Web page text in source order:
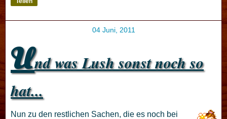
04 Juni, 2011
Und was Lush sonst noch so
hat...
Nun zu den restlichen Sachen, die es noch bei